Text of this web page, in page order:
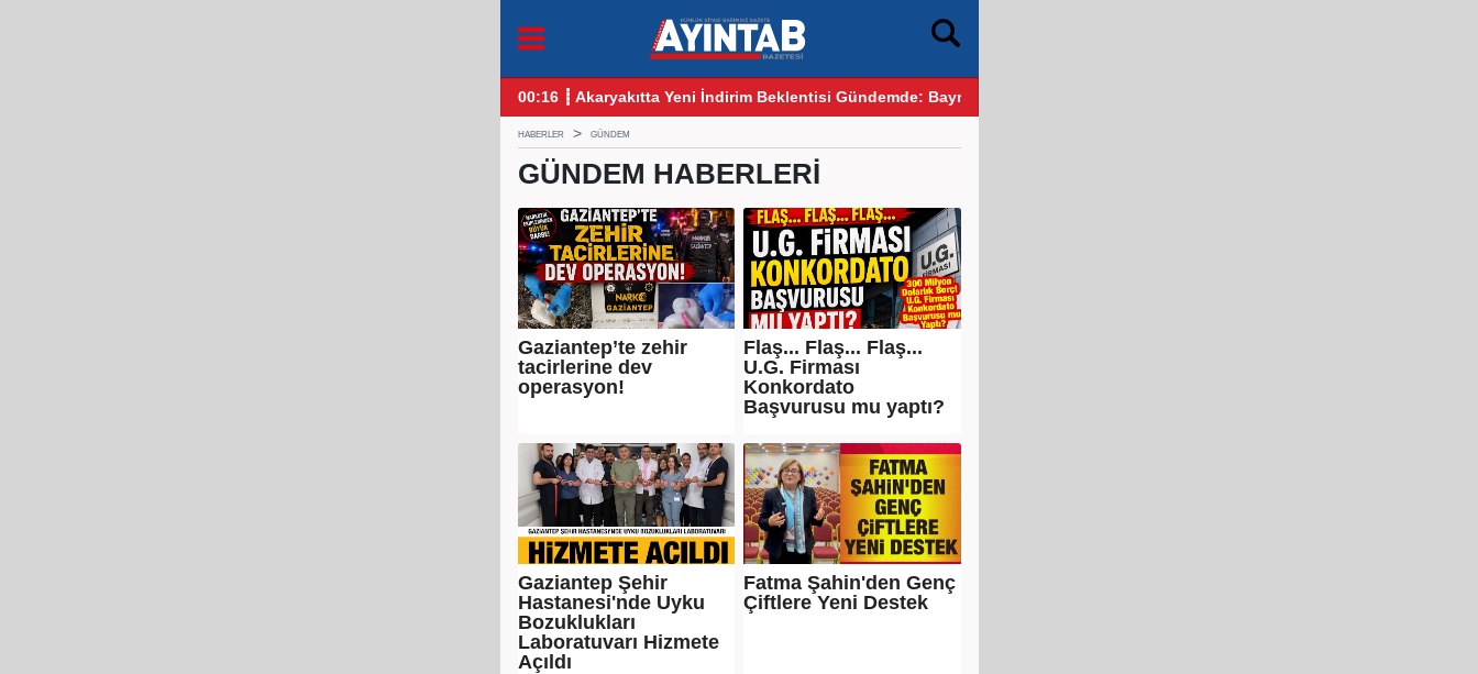
00:16 ┋ Akaryakıtta Yeni İndirim Beklentisi Gündemde: Bayram Öncesi Gözler Benzin ve Motorinde12:25 ┋ CHP Gaziantep Karıştı: Ankara’dan Gelen Kulis Bilgileri Gündem Yarattı! Vakkas Acar Gidiyor mu?
09:58 ┋ Gaziantep’te Dikkat Çeken Olay: Yüklü Para Zabıtaya Teslim
HABERLER GÜNDEM
GÜNDEM HABERLERI
Gaziantep’te zehir
tacirlerine dev
operasyon!
Flaş... Flaş... Flaş...
U.G. Firması
Konkordato
Başvurusu mu yaptı?
Gaziantep Şehir
Hastanesi'nde Uyku
Bozuklukları
Laboratuvarı Hizmete
Açıldı
Fatma Şahin'den Genç
Çiftlere Yeni Destek